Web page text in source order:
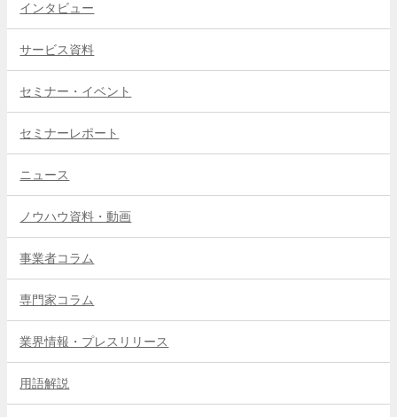
インタビュー
サービス資料
セミナー・イベント
セミナーレポート
ニュース
ノウハウ資料・動画
事業者コラム
専門家コラム
業界情報・プレスリリース
用語解説